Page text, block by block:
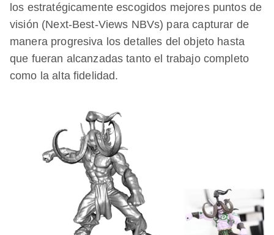
los estratégicamente escogidos mejores puntos de
visión (Next-Best-Views NBVs) para capturar de
manera progresiva los detalles del objeto hasta
que fueran alcanzadas tanto el trabajo completo
como la alta fidelidad.